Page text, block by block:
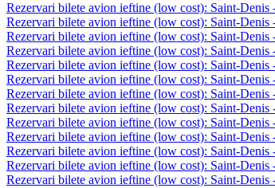
Rezervari bilete avion ieftine (low cost): Saint-Denis
Rezervari bilete avion ieftine (low cost): Saint-Denis
Rezervari bilete avion ieftine (low cost): Saint-Denis
Rezervari bilete avion ieftine (low cost): Saint-
Rezervari bilete avion ieftine (low cost): Saint-Denis
Rezervari bilete avion ieftine (low cost): Saint-Denis
Rezervari bilete avion ieftine (low cost): Saint-Denis
Rezervari bilete avion ieftine (low cost): Saint-Denis
Rezervari bilete avion ieftine (low cost): Saint-Denis
Rezervari bilete avion ieftine (low cost): Saint-Denis
Rezervari bilete avion ieftine (low cost): Saint-Denis
Rezervari bilete avion ieftine (low cost): Saint-Denis
Rezervari bilete avion ieftine (low cost): Saint-Denis